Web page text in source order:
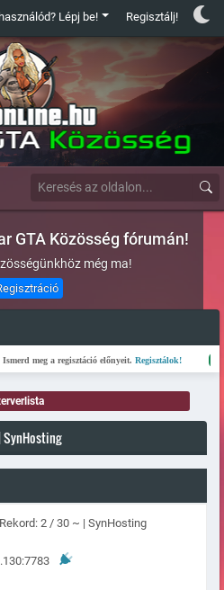
Lépj be! Regisztálj!
GTA Közösség fórumán!
még ma!
meg a regisztáció előnyeit.Regisztálok! Kész
SynHosting
2 / 30 ~ | SynHosting